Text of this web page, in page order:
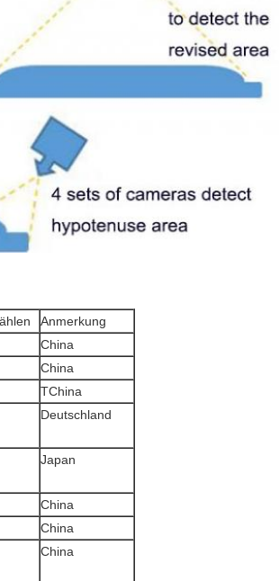
Anmerkung
China
China
TChina
Deutschland
Japan
China
China
China